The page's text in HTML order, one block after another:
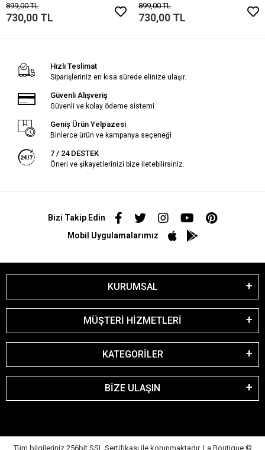
899,00 TL
730,00 TL
899,00 TL
730,00 TL
Hızlı Teslimat
Siparişleriniz en kısa sürede elinize ulaşır.
Güvenli Alışveriş
Güvenli ve kolay ödeme sistemi
Geniş Ürün Yelpazesi
Binlerce ürün ve kampanya seçeneği
7 / 24 DESTEK
Öneri ve şikayetlerinizi bize iletebilirsiniz.
Bizi Takip Edin
Mobil Uygulamalarımız
KURUMSAL
MÜŞTERİ HİZMETLERİ
KATEGORİLER
BİZE ULAŞIN
Tüm bilgileriniz 256bit SSL Sertifikası ile korunmaktadır. La Boutique ©